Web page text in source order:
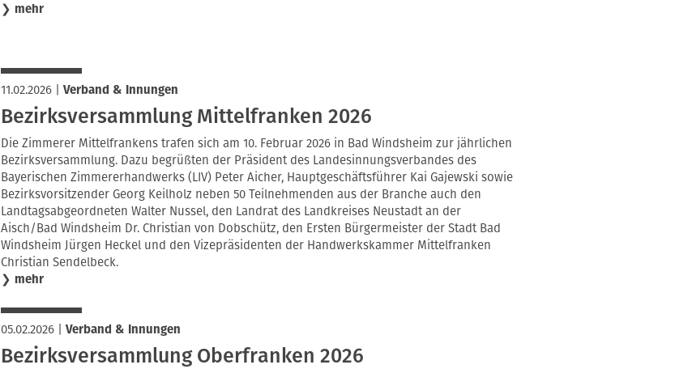
❯ mehr
11.02.2026| Verband & Innungen
Bezirksversammlung Mittelfranken 2026
Die Zimmerer Mittelfrankens trafen sich am 10. Februar 2026 in Bad Windsheim zur jährlichen
Bezirksversammlung. Dazu begrüßten der Präsident des Landesinnungsverbandes des
Bayerischen Zimmererhandwerks (LIV) Peter Aicher, Hauptgeschäftsführer Kai Gajewski sowie
Bezirksvorsitzender Georg Keilholz neben 50 Teilnehmenden aus der Branche auch den
Landtagsabgeordneten Walter Nussel, den Landrat des Landkreises Neustadt an der
Aisch/Bad Windsheim Dr. Christian von Dobschütz, den Ersten Bürgermeister der Stadt Bad
Windsheim Jürgen Heckel und den Vizepräsidenten der Handwerkskammer Mittelfranken
Christian Sendelbeck.
❯ mehr
05.02.2026| Verband & Innungen
Bezirksversammlung Oberfranken 2026